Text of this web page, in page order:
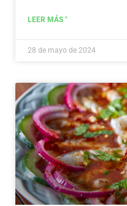
LEER MÁS "
28 de mayo de 2024